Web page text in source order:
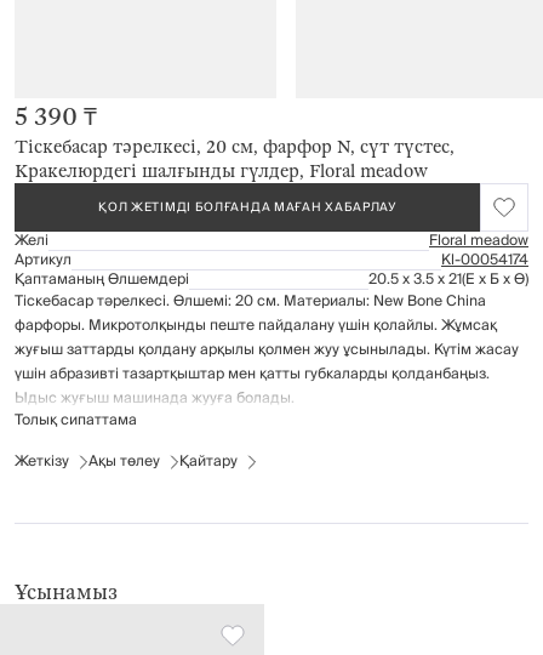
Тіскебасар тәрелкесі, 20 см, фарфор N, сүт түстес,
Кракелюрдегі шалғынды гүлдер, Floral meadow
5 390 ₸
ҚОЛ ЖЕТІМДІ БОЛҒАНДА МАҒАН ХАБАРЛАУ
Желі Floral meadow
Артикул Kl-00054174
Қаптаманың Өлшемдері 20.5 x 3.5 x 21(Е x Б x Ө)
Тіскебасар тәрелкесі. Өлшемі: 20 см. Материалы: New Bone China
фарфоры. Микротолқынды пеште пайдалану үшін қолайлы. Жұмсақ
жуғыш заттарды қолдану арқылы қолмен жуу ұсынылады. Күтім жасау
үшін абразивті тазартқыштар мен қатты губкаларды қолданбаңыз.
Ыдыс жуғыш машинада жууға болады.
Толық сипаттама
Жеткізу
Ақы төлеу Қайтару
Ұсынамыз